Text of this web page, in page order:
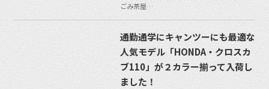
ごみ茶屋…
通勤通学にキャンツーにも最適な
人気モデル「HONDA・クロスカ
ブ110」が２カラー揃って入荷し
ました！